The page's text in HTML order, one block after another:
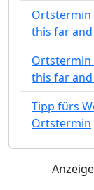
Ortstermin
this far
Ortstermin
this far
Tipp fürs
Ortstermin
Anzeige